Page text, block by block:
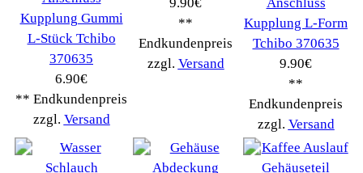
Miele(250)
Nestle(72)
Ningbo Merol(52)
Philips Km(1415)
(134)
Saeco
(9286)
Tchibo(1387)
Tevion Kaffee
TurMix
(106)
(2503)